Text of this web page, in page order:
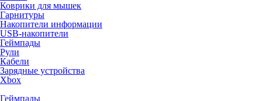
Коврики для мышек
Гарнитуры
Накопители информации
USB-накопители
Геймпады
Рули
Кабели
Зарядные устройства
Xbox
Геймпады